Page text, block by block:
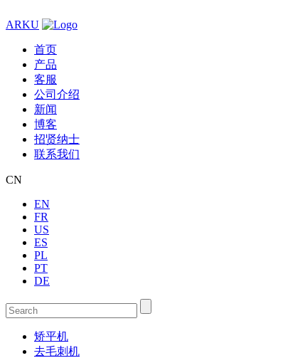
ARKU
首页
产品
客服
公司介绍
新闻
博客
招贤纳士
联系我们
CN
EN
FR
US
ES
PL
PT
DE
矫平机
去毛刺机